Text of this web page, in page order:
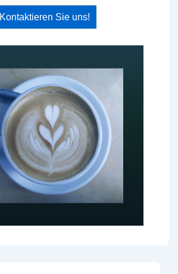
Kontaktieren Sie uns!